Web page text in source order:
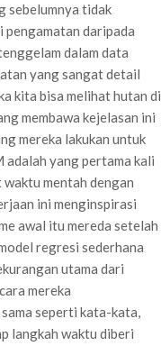
sebelumnya tidak
pengamatan daripada
dalam data
yang sangat detail
kita bisa melihat hutan di
membawa kejelasan ini
mereka lakukan untuk
adalah yang pertama kali
mentah dengan
ini menginspirasi
awal itu mereda setelah
regresi sederhana
utama dari
mereka
seperti kata-kata,
langkah waktu diberi